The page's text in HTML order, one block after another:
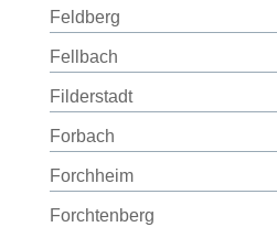
Feldberg
Fellbach
Filderstadt
Forbach
Forchheim
Forchtenberg